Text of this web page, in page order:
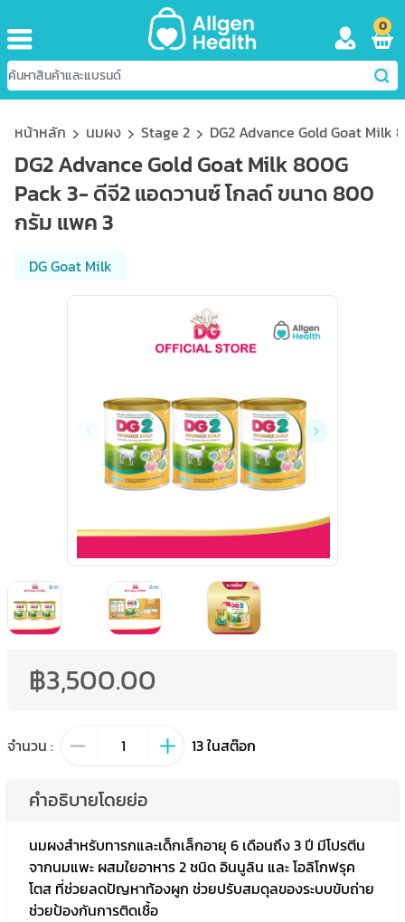
0
หน้าหลัก นมผง Stage 2 DG2 Advance Gold Goat
DG2 Advance Gold Goat Milk 800G
Pack 3- ดีจี2 แอดวานซ์ โกลด์ ขนาด 800
กรัม แพค 3
DG Goat Milk
฿3,500.00
จำนวน : 13ในสต๊อก
คำอธิบายโดยย่อ
นมผงสำหรับทารกและเด็กเล็กอายุ 6 เดือนถึง 3 ปี มีโปรตีน
จากนมแพะ ผสมใยอาหาร 2 ชนิด อินนูลิน และ โอลิโกฟรุค
โตส ที่ช่วยลดปัญหาท้องผูก ช่วยปรับสมดุลของระบบขับถ่าย
ช่วยป้องกันการติดเชื้อ